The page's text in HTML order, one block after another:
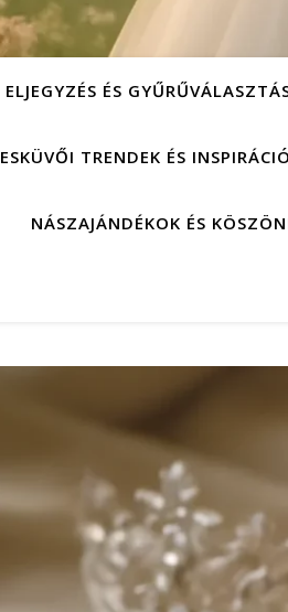
ELJEGYZÉS ÉS
ESKÜVŐI TRENDEK ÉS
NÁSZAJÁNDÉKOK ÉS